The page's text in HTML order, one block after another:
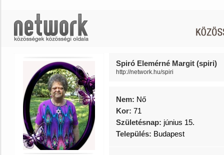
Spiró Elemérné Margit (spiri)
http://network.hu/spiri
Nem: Nő
Kor: 71
Születésnap: június 15.
Település: Budapest